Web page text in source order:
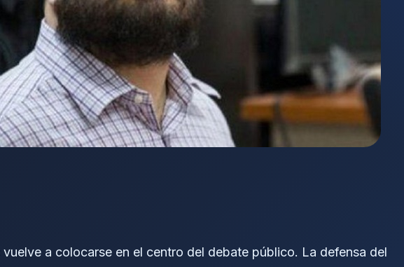
a colocarse en el centro del debate público. La defensa del